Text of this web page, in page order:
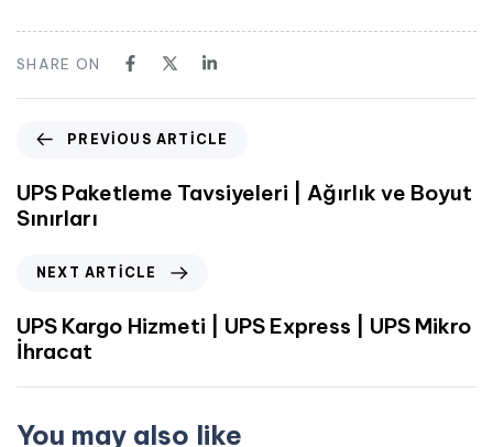
SHARE ON
PREVIOUS ARTICLE
UPS Paketleme Tavsiyeleri | Ağırlık ve Boyut
Sınırları
NEXT ARTICLE
UPS Kargo Hizmeti | UPS Express | UPS Mikro
İhracat
You may also like